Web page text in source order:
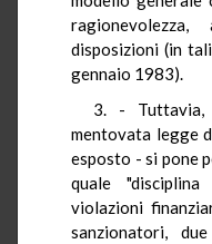
disposizioni (in
gennaio 1983).
3. -
mentovata legge
esposto - si pone
quale
violazioni
sanzionatori,